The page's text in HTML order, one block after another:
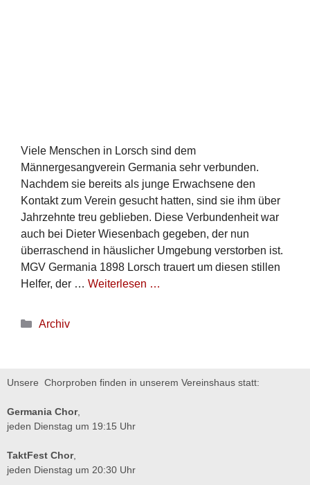
Viele Menschen in Lorsch sind dem
Männergesangverein Germania sehr verbunden.
Nachdem sie bereits als junge Erwachsene den
Kontakt zum Verein gesucht hatten, sind sie ihm über
Jahrzehnte treu geblieben. Diese Verbundenheit war
auch bei Dieter Wiesenbach gegeben, der nun
überraschend in häuslicher Umgebung verstorben ist.
MGV Germania 1898 Lorsch trauert um diesen stillen
Helfer, der … Weiterlesen …
Archiv
Unsere Chorproben finden in unserem Vereinshaus statt:
Germania Chor,
jeden Dienstag um 19:15 Uhr
TaktFest Chor,
jeden Dienstag um 20:30 Uhr